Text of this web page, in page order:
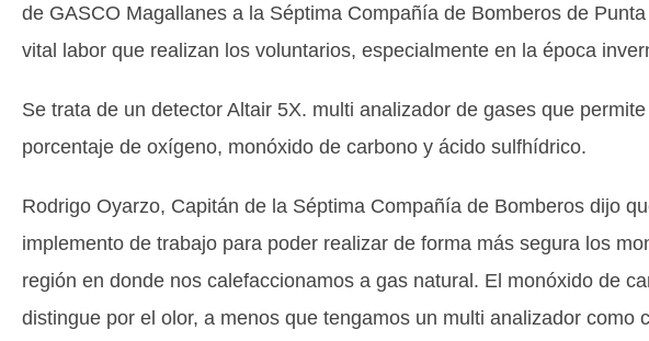
de GASCO Magallanes a la Séptima Compañía de Bomberos de
vital labor que realizan los voluntarios, especialmente en la época
Se trata de un detector Altair 5X. multi analizador de gases que
porcentaje de oxígeno, monóxido de carbono y ácido sulfhídrico.
Rodrigo Oyarzo, Capitán de la Séptima Compañía de Bomberos dijo
implemento de trabajo para poder realizar de forma más segura los
región en donde nos calefaccionamos a gas natural. El monóxido de
distingue por el olor, a menos que tengamos un multi analizador como